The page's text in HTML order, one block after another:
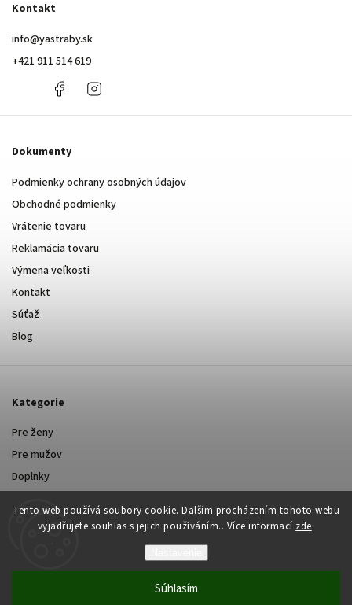
Tento web používá soubory cookie. Dalším procházením tohoto webu
vyjadřujete souhlas s jejich používáním.. Více informací zde.
Súhlasím
Kontakt
info@yastraby.sk
+421 911 514 619
+421
514
Facebook
Dokumenty
Podmienky ochrany osobných údajov
Obchodné podmienky
Vrátenie tovaru
Reklamácia tovaru
Výmena veľkosti
Kontakt
Súťaž
Blog
Kategorie
Pre ženy
Pre mužov
Doplnky
Copyright 2026Yastraby.cz. Všetky práva vyhradené.